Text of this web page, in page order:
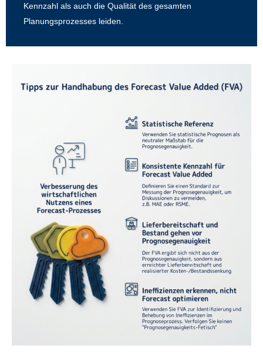
Kennzahl als auch die Qualität des gesamten
Planungsprozesses leiden.